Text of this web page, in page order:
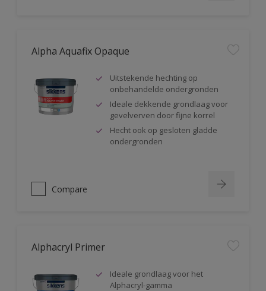
Alpha Aquafix Opaque
Uitstekende hechting op
onbehandelde ondergronden
Ideale dekkende grondlaag voor
gevelverven door fijne korrel
Hecht ook op gesloten gladde
ondergronden
Compare
Alphacryl Primer
Ideale grondlaag voor het
Alphacryl-gamma